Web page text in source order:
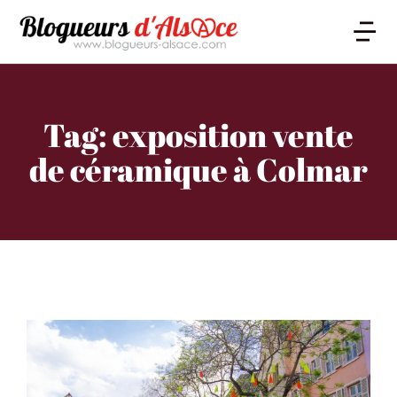
Tag: exposition vente
de céramique à Colmar